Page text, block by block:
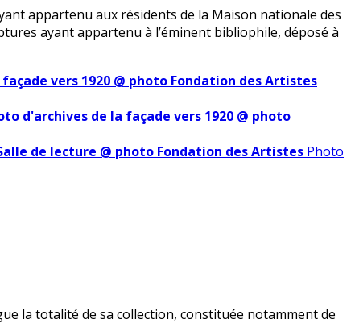
appartenu aux résidents de la Maison nationale des
ayant appartenu à l’éminent bibliophile, déposé à
vers 1920 @ photo Fondation des Artistes
d'archives de la façade vers 1920 @ photo
de lecture @ photo Fondation des Artistes Photo
la totalité de sa collection, constituée notamment de